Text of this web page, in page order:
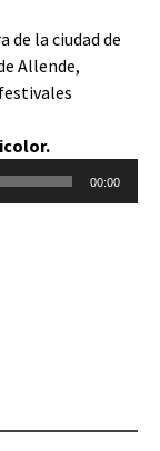
de la ciudad de
Allende,
00:00